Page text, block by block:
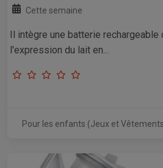
Cette semaine
Il intègre une batterie
l'expression du lait en...
Pour les enfants (Jeux et